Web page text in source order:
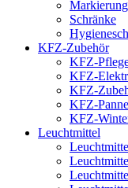
Schränke
KFZ-Zubehör
KFZ-
KFZ-
KFZ-
KFZ-
KFZ-
Leuchtmittel